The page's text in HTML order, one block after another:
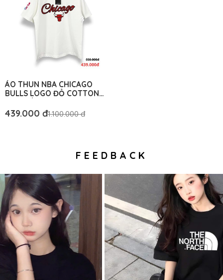
ÁO THUN NBA CHICAGO
BULLS LOGO ĐỎ COTTON
AUTHENTIC
439.000 đ1.100.000 đ
FEEDBACK